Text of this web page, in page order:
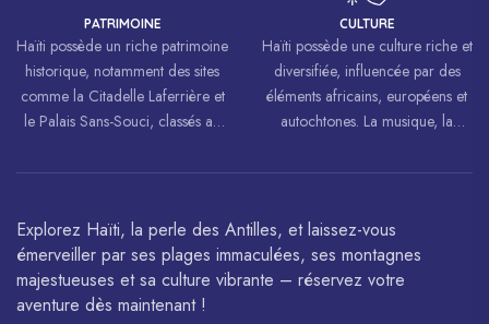
PATRIMOINE
Haïti possède un riche patrimoine
historique, notamment des sites
comme la Citadelle Laferrière et
le Palais Sans-Souci, classés au
l’UNESCO.
CULTURE
Haïti possède une culture riche et
diversifiée, influencée par des
éléments africains, européens et
autochtones. La musique, la
sont célébrés à travers le monde.
Explorez Haïti, la perle des Antilles, et laissez-vous
émerveiller par ses plages immaculées, ses montagnes
majestueuses et sa culture vibrante – réservez votre
aventure dès maintenant !